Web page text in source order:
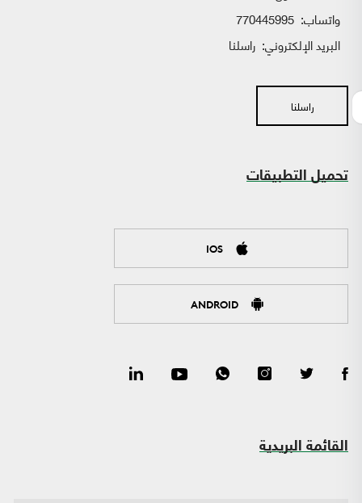
واتساب:
البريد الإلكتروني: راسلنا
راسلنا
تحميل التطبيقات
IOS
ANDROID
القائمة البريدية